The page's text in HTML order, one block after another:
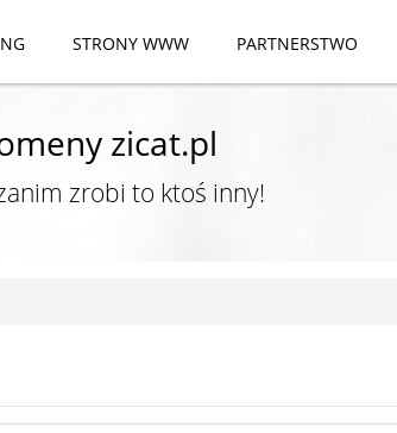
STRONY WWW PARTNERSTWO
zicat.pl
zrobi to ktoś inny!